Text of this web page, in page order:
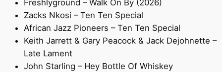
Freshlyground – Walk On By (2026)
Zacks Nkosi – Ten Ten Special
African Jazz Pioneers – Ten Ten Special
Keith Jarrett & Gary Peacock & Jack Dejohnette –
Late Lament
John Starling – Hey Bottle Of Whiskey